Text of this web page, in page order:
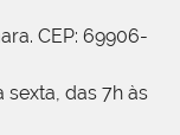
CEP: 69906-
das 7h às